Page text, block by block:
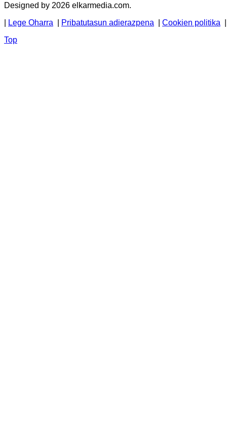
Designed by 2026 elkarmedia.com.
Lege Oharra Pribatutasun adierazpena Cookien politika
Top